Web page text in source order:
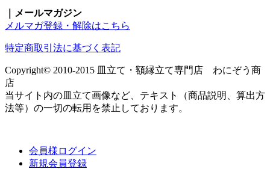
｜メールマガジン
メルマガ登録・解除はこちら
特定商取引法に基づく表記
Copyright© 2010-2015 皿立て・額縁立て専門店 わにぞう商
店
当サイト内の皿立て画像など、テキスト（商品説明、算出方
法等）の一切の転用を禁止しております。
会員様ログイン
新規会員登録